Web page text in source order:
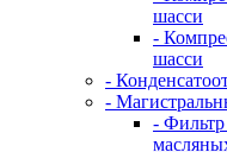
шасси
-
шасси
-
-
- Фильтр